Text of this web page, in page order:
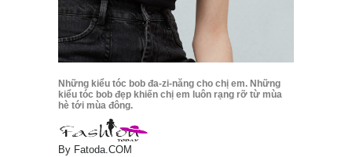
Những kiểu tóc bob đa-zi-năng cho chị em. Những
kiểu tóc bob đẹp khiến chị em luôn rạng rỡ từ mùa
hè tới mùa đông.
By Fatoda.COM